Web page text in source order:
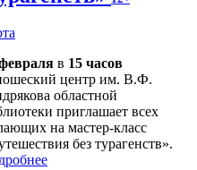
в 15 часов
центр им. В.Ф.
областной
приглашает всех
на мастер-класс
без турагенств».